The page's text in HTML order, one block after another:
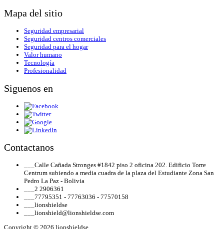
Mapa del sitio
Seguridad empresarial
Seguridad centros comerciales
Seguridad para el hogar
Valor humano
Tecnología
Profesionalidad
Siguenos en
Contactanos
Calle Cañada Stronges #1842 piso 2 oficina 202. Edificio Torre
Centrum subiendo a media cuadra de la plaza del Estudiante Zona San
Pedro La Paz - Bolivia
2 2906361
77795351 - 77763036 - 77570158
lionshieldse
lionshield@lionshieldse.com
Copyright © 2026 lionshieldse